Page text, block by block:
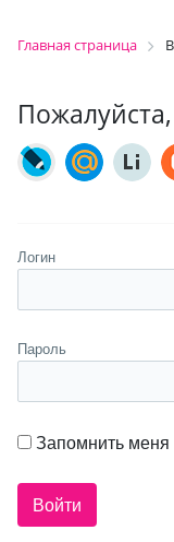
Главная страница
Логин
Пароль
Запомнить